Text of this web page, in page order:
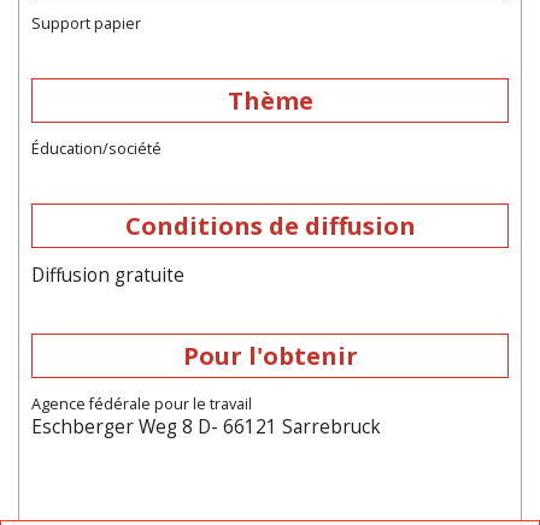
Support papier
Thème
Éducation/société
Conditions de diffusion
Diffusion gratuite
Pour l'obtenir
Agence fédérale pour le travail
Eschberger Weg 8 D- 66121 Sarrebruck